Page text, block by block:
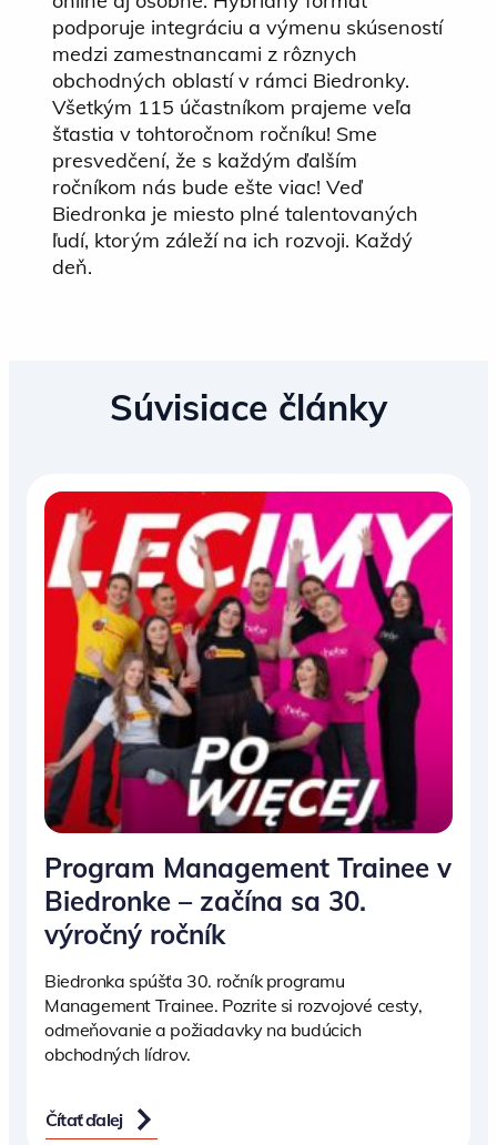
podporuje integráciu a výmenu skúseností
medzi zamestnancami z rôznych
obchodných oblastí v rámci Biedronky.
Všetkým 115 účastníkom prajeme veľa
šťastia v tohtoročnom ročníku! Sme
presvedčení, že s každým ďalším
ročníkom nás bude ešte viac! Veď
Biedronka je miesto plné talentovaných
ľudí, ktorým záleží na ich rozvoji. Každý
deň.
Súvisiace články
Program Management Trainee v
Biedronke – začína sa 30.
výročný ročník
Biedronka spúšťa 30. ročník programu
Management Trainee. Pozrite si rozvojové cesty,
odmeňovanie a požiadavky na budúcich
obchodných lídrov.
Čítať ďalej